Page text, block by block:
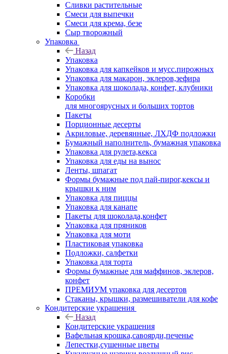
Сливки растительные
Смеси для выпечки
Смеси для крема, безе
Сыр творожный
Упаковка
Назад
Упаковка
Упаковка для капкейков и мусс.пирожных
Упаковка для макарон, эклеров,зефира
Упаковка для шоколада, конфет, клубники
Коробки
для многоярусных и больших тортов
Пакеты
Порционные десерты
Акриловые, деревянные, ЛХДФ подложки
Бумажный наполнитель, бумажная упаковка
Упаковка для рулета,кекса
Упаковка для еды на вынос
Ленты, шпагат
Формы бумажные под пай-пирог,кексы и
крышки к ним
Упаковка для пиццы
Упаковка для канапе
Пакеты для шоколада,конфет
Упаковка для пряников
Упаковка для моти
Пластиковая упаковка
Подложки, салфетки
Упаковка для торта
Формы бумажные для маффинов, эклеров,
конфет
ПРЕМИУМ упаковка для десертов
Стаканы, крышки, размешиватели для кофе
Кондитерские украшения
Назад
Кондитерские украшения
Вафельная крошка,савоярди,печенье
Лепестки,сушенные цветы